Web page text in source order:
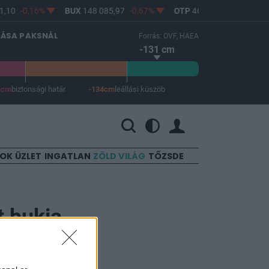
-0,16% BUX148 085,97 -0,67% OTP46 750
PAKSNÁL Forrás: OVF, HAEA
-131 cm
biztonsági határ -134cmleállási küszöb
ÜZLET INGATLAN ZÖLD VILÁG TŐZSDE
bukja